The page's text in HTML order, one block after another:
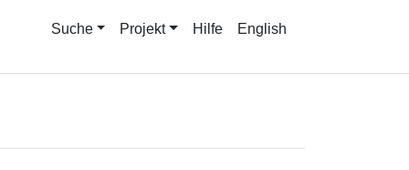
Suche Projekt Hilfe English